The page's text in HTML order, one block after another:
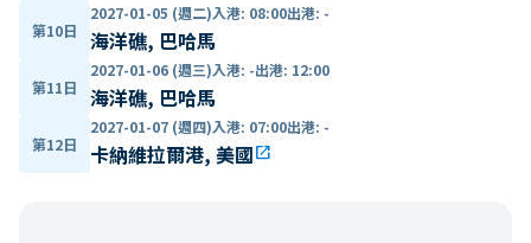
第10日
2027-01-05 (週二)入港: 08:00出港: -
海洋礁, 巴哈馬
第11日
2027-01-06 (週三)入港: -出港: 12:00
海洋礁, 巴哈馬
第12日
2027-01-07 (週四)入港: 07:00出港: -
卡納維拉爾港, 美國open_in_new